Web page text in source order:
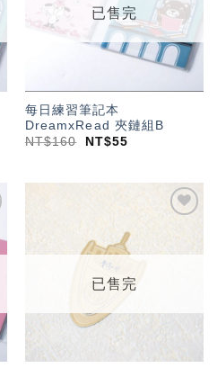
已售完
每日練習筆記本
DreamxRead 夾鏈組B
NT$160 NT$55
望輕
已售完